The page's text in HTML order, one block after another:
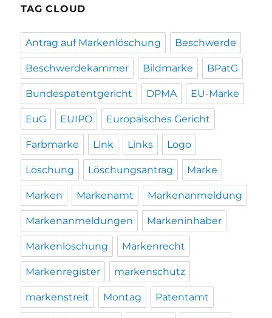
TAG CLOUD
Antrag auf Markenlöschung Beschwerde
Beschwerdekammer Bildmarke BPatG
Bundespatentgericht DPMA EU-Marke
EuG EUIPO Europäisches Gericht
Farbmarke Link Links Logo
Löschung Löschungsantrag Marke
Marken Markenamt Markenanmeldung
Markenanmeldungen Markeninhaber
Markenlöschung Markenrecht
Markenregister markenschutz
markenstreit Montag Patentamt